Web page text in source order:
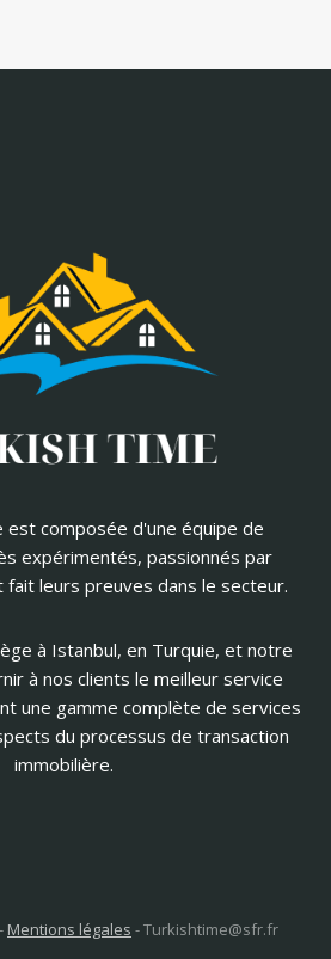
composée d'une équipe de
expérimentés, passionnés par
fait leurs preuves dans le secteur.
à Istanbul, en Turquie, et notre
à nos clients le meilleur service
une gamme complète de services
du processus de transaction
immobilière.
Mentions légales -Turkishtime@sfr.fr